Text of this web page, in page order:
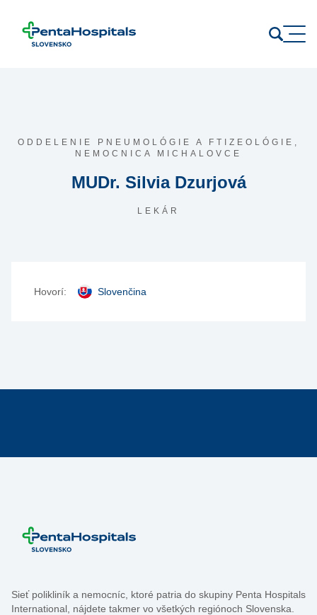
ODDELENIE PNEUMOLÓGIE A FTIZEOLÓGIE,
NEMOCNICA MICHALOVCE
MUDr. Silvia Dzurjová
LEKÁR
Hovorí: Slovenčina
Sieť polikliník a nemocníc, ktoré patria do skupiny Penta Hospitals
International, nájdete takmer vo všetkých regiónoch Slovenska.